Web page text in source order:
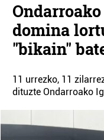
domina
"bikain"
11 urrezko, 11
dituzte Ondarroako